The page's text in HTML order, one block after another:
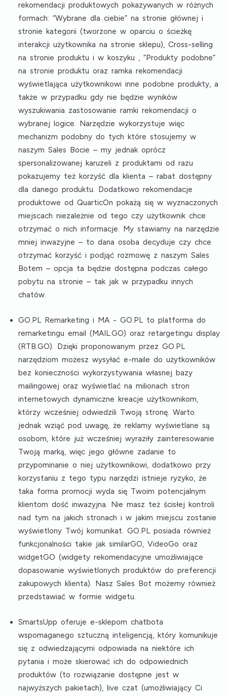
rekomendacji produktowych pokazywanych w różnych
formach: “Wybrane dla ciebie” na stronie głównej i
stronie kategorii (tworzone w oparciu o ścieżkę
interakcji użytkownika na stronie sklepu), Cross-selling
na stronie produktu i w koszyku , “Produkty podobne”
na stronie produktu oraz ramka rekomendacji
wyświetlająca użytkownikowi inne podobne produkty, a
także w przypadku gdy nie będzie wyników
wyszukiwania zastosowanie ramki rekomendacji o
wybranej logice. Narzędzie wykorzystuje więc
mechanizm podobny do tych które stosujemy w
naszym Sales Bocie – my jednak oprócz
spersonalizowanej karuzeli z produktami od razu
pokazujemy też korzyść dla klienta – rabat dostępny
dla danego produktu. Dodatkowo rekomendacje
produktowe od QuarticOn pokażą się w wyznaczonych
miejscach niezależnie od tego czy użytkownik chce
otrzymać o nich informacje. My stawiamy na narzędzie
mniej inwazyjne – to dana osoba decyduje czy chce
otrzymać korzyść i podjąć rozmowę z naszym Sales
Botem – opcja ta będzie dostępna podczas całego
pobytu na stronie – tak jak w przypadku innych
chatów.
GO.PL Remarketing i MA - GO.PL to platforma do
remarketingu email (MAIL.GO) oraz retargetingu display
(RTB.GO). Dzięki proponowanym przez GO.PL
narzędziom możesz wysyłać e-maile do użytkowników
bez konieczności wykorzystywania własnej bazy
mailingowej oraz wyświetlać na milionach stron
internetowych dynamiczne kreacje użytkownikom,
którzy wcześniej odwiedzili Twoją stronę. Warto
jednak wziąć pod uwagę, że reklamy wyświetlane są
osobom, które już wcześniej wyraziły zainteresowanie
Twoją marką, więc jego główne zadanie to
przypominanie o niej użytkownikowi, dodatkowo przy
korzystaniu z tego typu narzędzi istnieje ryzyko, że
taka forma promocji wyda się Twoim potencjalnym
klientom dość inwazyjna. Nie masz też ścisłej kontroli
nad tym na jakich stronach i w jakim miejscu zostanie
wyświetlony Twój komunikat. GO.PL posiada również
funkcjonalności takie jak similarGO, VideoGo oraz
widgetGO (widgety rekomendacyjne umożliwiające
dopasowanie wyświetlonych produktów do preferencji
zakupowych klienta). Nasz Sales Bot możemy również
przedstawiać w formie widgetu.
SmartsUpp oferuje e-sklepom chatbota
wspomaganego sztuczną inteligencją, który komunikuje
się z odwiedzającymi odpowiada na niektóre ich
pytania i może skierować ich do odpowiednich
produktów (to rozwiązanie dostępne jest w
najwyższych pakietach), live czat (umożliwiający Ci